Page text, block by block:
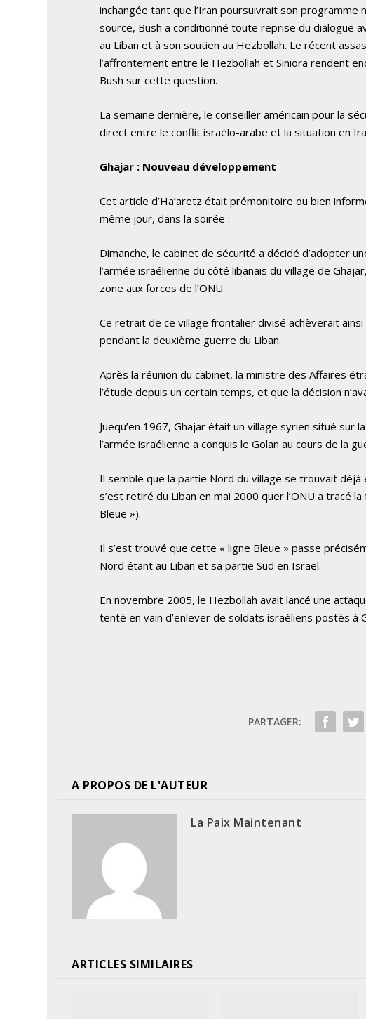
inchangée tant que l’Iran poursuivrait son programme
source, Bush a conditionné toute reprise du dialogue
au Liban et à son soutien au Hezbollah. Le récent
l’affrontement entre le Hezbollah et Siniora rendent
Bush sur cette question.
La semaine dernière, le conseiller américain pour la
direct entre le conflit israélo-arabe et la situation en
Ghajar : Nouveau développement
Cet article d’Ha’aretz était prémonitoire ou bien
même jour, dans la soirée :
Dimanche, le cabinet de sécurité a décidé d’adopter
l’armée israélienne du côté libanais du village de
zone aux forces de l’ONU.
Ce retrait de ce village frontalier divisé achèverait
pendant la deuxième guerre du Liban.
Après la réunion du cabinet, la ministre des Affaires
l’étude depuis un certain temps, et que la décision
Juequ’en 1967, Ghajar était un village syrien situé
l’armée israélienne a conquis le Golan au cours de la
Il semble que la partie Nord du village se trouvait
s’est retiré du Liban en mai 2000 quer l’ONU a tracé
Bleue »).
Il s’est trouvé que cette « ligne Bleue » passe
Nord étant au Liban et sa partie Sud en Israël.
En novembre 2005, le Hezbollah avait lancé une
tenté en vain d’enlever de soldats israéliens postés à
PARTAGER:
A PROPOS DE L'AUTEUR
La Paix Maintenant
ARTICLES SIMILAIRES